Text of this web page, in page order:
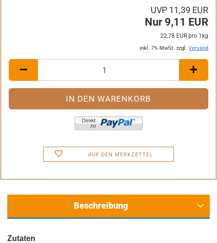
UVP 11,39 EUR
Nur 9,11 EUR
22,78 EUR pro 1kg
inkl. 7% MwSt. zzgl. Versand
AUF DEN MERKZETTEL
Beschreibung
Zutaten